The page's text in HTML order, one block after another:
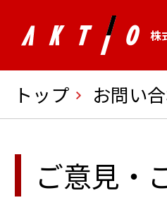
株
トップ お問い
ご意見・